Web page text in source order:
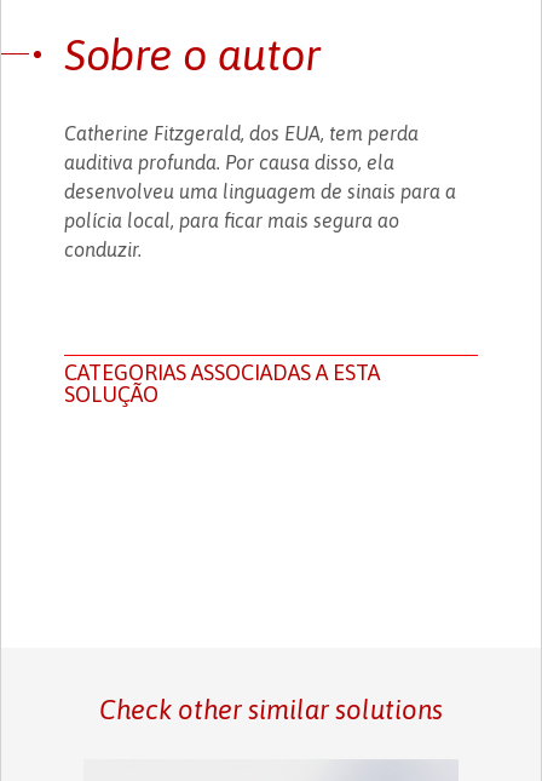
Sobre o autor
Catherine Fitzgerald, dos EUA, tem perda
auditiva profunda. Por causa disso, ela
desenvolveu uma linguagem de sinais para a
polícia local, para ficar mais segura ao
conduzir.
CATEGORIAS ASSOCIADAS A ESTA
SOLUÇÃO
Check other similar solutions